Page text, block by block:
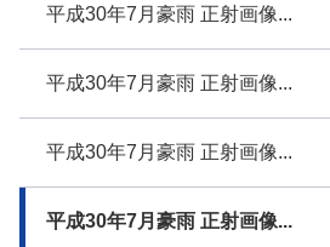
平成30年7月豪雨 正射画像...
平成30年7月豪雨 正射画像...
平成30年7月豪雨 正射画像...
平成30年7月豪雨 正射画像...